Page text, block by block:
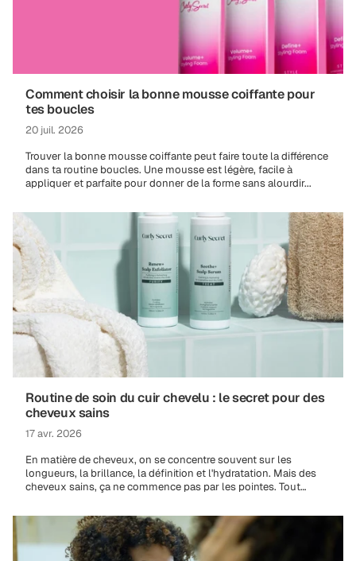
Comment choisir la bonne mousse coiffante pour
tes boucles
20 juil. 2026
Trouver la bonne mousse coiffante peut faire toute la différence
dans ta routine boucles. Une mousse est légère, facile à
appliquer et parfaite pour donner de la forme sans alourdir...
Routine de soin du cuir chevelu : le secret pour des
cheveux sains
17 avr. 2026
En matière de cheveux, on se concentre souvent sur les
longueurs, la brillance, la définition et l'hydratation. Mais des
cheveux sains, ça ne commence pas par les pointes. Tout